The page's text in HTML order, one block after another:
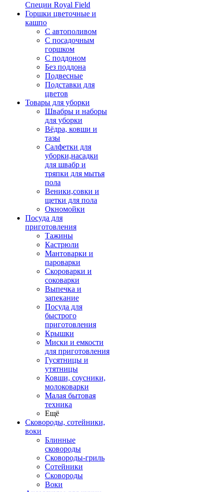
Специи Royal Field
Горшки цветочные и
кашпо
С автополивом
С посадочным
горшком
С поддоном
Без поддона
Подвесные
Подставки для
цветов
Товары для уборки
Швабры и наборы
для уборки
Вёдра, ковши и
тазы
Салфетки для
уборки,насадки
для швабр и
тряпки для мытья
пола
Веники,совки и
щетки для пола
Окномойки
Посуда для
приготовления
Тажины
Кастрюли
Мантоварки и
пароварки
Скороварки и
соковарки
Выпечка и
запекание
Посуда для
быстрого
приготовления
Крышки
Миски и емкости
для приготовления
Гусятницы и
утятницы
Ковши, соусники,
молоковарки
Малая бытовая
техника
Ещё
Сковороды, сотейники,
воки
Блинные
сковороды
Сковороды-гриль
Сотейники
Сковороды
Воки